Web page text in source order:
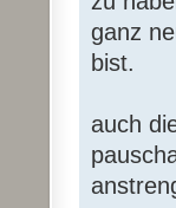
ganz
bist.
auch